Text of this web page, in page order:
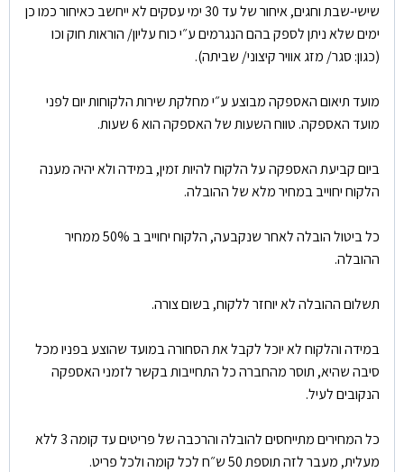
שישי-שבת וחגים, איחור של עד 30 ימי עסקים לא ייחשב כאיחור כמו כן
ימים שלא ניתן לספק בהם הנגרמים ע״י כוח עליון/ הוראות חוק וכו
(כגון: סגר/ מזג אוויר קיצוני/ שביתה).
מועד תיאום האספקה מבוצע ע״י מחלקת שירות הלקוחות יום לפני
מועד האספקה. טווח השעות של האספקה הוא 6 שעות.
ביום קביעת האספקה על הלקוח להיות זמין, במידה ולא יהיה מענה
הלקוח יחוייב במחיר מלא של ההובלה.
כל ביטול הובלה לאחר שנקבעה, הלקוח יחוייב ב 50% ממחיר
ההובלה.
תשלום ההובלה לא יוחזר ללקוח, בשום צורה.
במידה והלקוח לא יוכל לקבל את הסחורה במועד שהוצע בפניו מכל
סיבה שהיא, תוסר מהחברה כל התחייבות בקשר לזמני האספקה
הנקובים לעיל.
כל המחירים מתייחסים להובלה והרכבה של פריטים עד קומה 3 ללא
מעלית, מעבר לזה תוספת 50 ש״ח לכל קומה ולכל פריט.